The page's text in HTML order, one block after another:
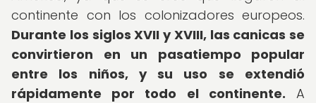
continente con los colonizadores europeos.
Durante los siglos XVII y XVIII, las canicas se
convirtieron en un pasatiempo popular
entre los niños, y su uso se extendió
rápidamente por todo el continente. A